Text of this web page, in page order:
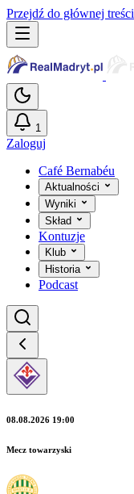
Przejdź do głównej treści
1
Zaloguj
Café Bernabéu
Aktualności
Wyniki
Skład
Kontuzje
Klub
Historia
Podcast
08.08.2026 19:00
Mecz towarzyski